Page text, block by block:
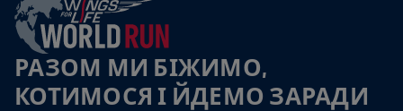
РАЗОМ МИ БІЖИМО,
КОТИМОСЯ І ЙДЕМО ЗАРАДИ